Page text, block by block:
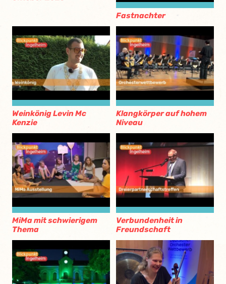
Fastnachter
Weinkönig Levin Mc
Kenzie
Klangkörper auf hohem
Niveau
MiMa mit schwierigem
Thema
Verbundenheit in
Freundschaft